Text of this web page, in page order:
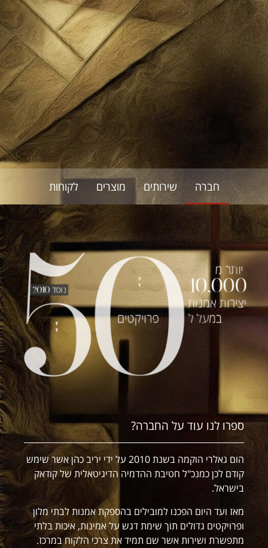
חברה שירותים מוצרים לקוחות
ספרו לנו עוד על החברה?
הום גאלרי הוקמה בשנת 2010 על ידי יריב כהן אשר שימש
קודם לכן כמנכ"ל חטיבת ההדמיה הדיגיטאלית של קודאק
בישראל.
מאז ועד היום הפכנו למובילים בהספקת אמנות לבתי מלון
ופרויקטים גדולים תוך שימת דגש על אמינות, איכות בלתי
מתפשרת ושירות אשר שם תמיד את צרכי הלקוח במרכז.